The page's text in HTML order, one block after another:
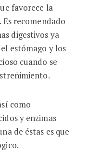
favorece la
recomendado
digestivos ya
estómago y los
cuando se
como
y enzimas
de éstas es que